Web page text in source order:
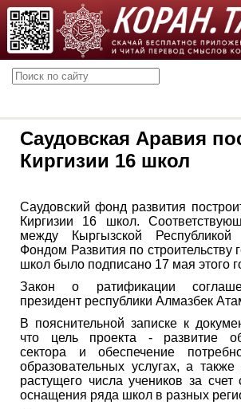
Саудовская Аравия
Киргизии 16 школ
Саудовский фонд развития
Киргизии 16 школ.
между Кыргызской
Фондом Развития по строительству
школ было подписано 17 мая этого
Закон о ратификации
президент республики Алмазбек
В пояснительной записке к
что цель проекта - развитие
сектора и обеспечение
образовательных услугах, а также
растущего числа учеников за счет
оснащения ряда школ в разных